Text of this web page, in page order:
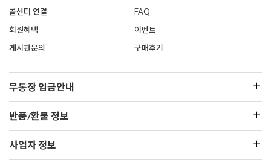
콜센터 연결
FAQ
회원혜택
이벤트
게시판문의
구매후기
무통장 입금안내
반품/환불 정보
사업자 정보